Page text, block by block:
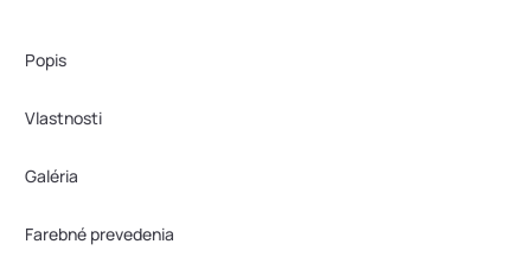
Popis
Vlastnosti
Galéria
Farebné prevedenia